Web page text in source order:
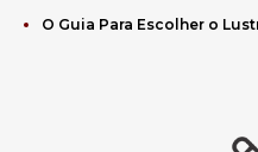
O Guia Para Escolher o